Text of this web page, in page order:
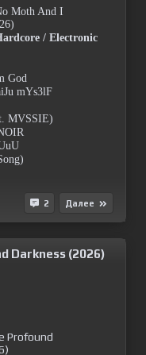
/ Electronic
God
mYs3lF
MVSSIE)
2 Далее
Darkness (2026)